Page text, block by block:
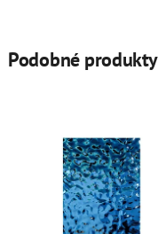
Podobné produkty